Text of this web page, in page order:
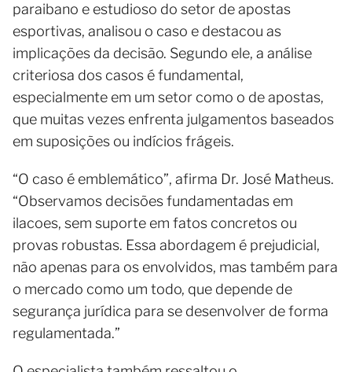
paraibano e estudioso do setor de apostas
esportivas, analisou o caso e destacou as
implicações da decisão. Segundo ele, a análise
criteriosa dos casos é fundamental,
especialmente em um setor como o de apostas,
que muitas vezes enfrenta julgamentos baseados
em suposições ou indícios frágeis.
“O caso é emblemático”, afirma Dr. José Matheus.
“Observamos decisões fundamentadas em
ilacoes, sem suporte em fatos concretos ou
provas robustas. Essa abordagem é prejudicial,
não apenas para os envolvidos, mas também para
o mercado como um todo, que depende de
segurança jurídica para se desenvolver de forma
regulamentada.”